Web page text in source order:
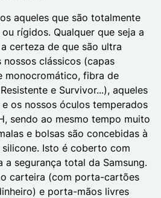
aqueles que são totalmente
rígidos. Qualquer que seja a
certeza de que são ultra
clássicos (capas
monocromático, fibra de
e Survivor...), aqueles
os nossos óculos temperados
sendo ao mesmo tempo muito
e bolsas são concebidas à
Isto é coberto com
a segurança total da Samsung.
carteira (com porta-cartões
e porta-mãos livres